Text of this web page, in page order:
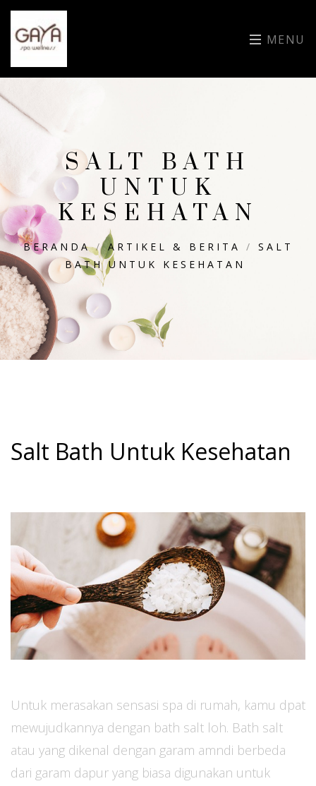
MENU
SALT BATH
UNTUK
KESEHATAN
BERANDA / ARTIKEL & BERITA / SALT
BATH UNTUK KESEHATAN
Salt Bath Untuk Kesehatan
Untuk merasakan sensasi spa di rumah, kamu dpat
mewujudkannya dengan bath salt loh. Bath salt
atau yang dikenal dengan garam amndi berbeda
dari garam dapur yang biasa digunakan untuk